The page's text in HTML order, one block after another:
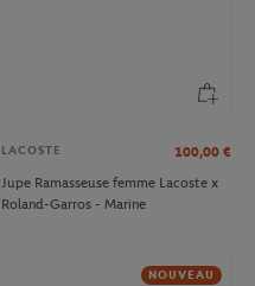
LACOSTE 100,00 €
Jupe Ramasseuse femme Lacoste x
Roland-Garros - Marine
NOUVEAU